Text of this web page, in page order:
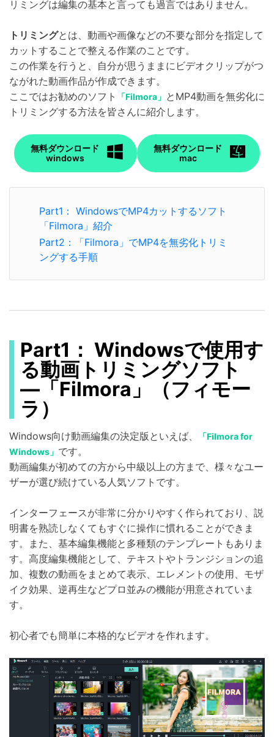
リミングは編集の基本と言っても過言ではありません。
トリミングとは、動画や画像などの不要な部分を指定して
カットすることで整える作業のことです。
この作業を行うと、自分が思うままにビデオクリップがつ
ながれた動画作品が作成できます。
ここではお勧めのソフト
「Filmora」 とMP4動画を無劣化に
トリミングする方法を皆さんに紹介します。
無料ダウンロード
windows
無料ダウンロード
mac
Part1： WindowsでMP4カットするソフト
「Filmora」紹介
Part2：「Filmora」でMP4を無劣化トリミ
ングする手順
Part1： Windowsで使用す
る動画トリミングソフト
―「Filmora」（フィモー
ラ）
Windows向け動画編集の決定版といえば、
「Filmora for
Windows」 です。
動画編集が初めての方から中級以上の方まで、様々なユー
ザーが選び続けている人気ソフトです。
インターフェースが非常に分かりやすく作られており、説
明書を熟読しなくてもすぐに操作に慣れることができま
す。また、基本編集機能と多種類のテンプレートもありま
す。高度編集機能として、テキストやトランジションの追
加、複数の動画をまとめて表示、エレメントの使用、モザ
イク効果、逆再生などプロ並みの機能が用意されていま
す。
初心者でも簡単に本格的なビデオを作れます。